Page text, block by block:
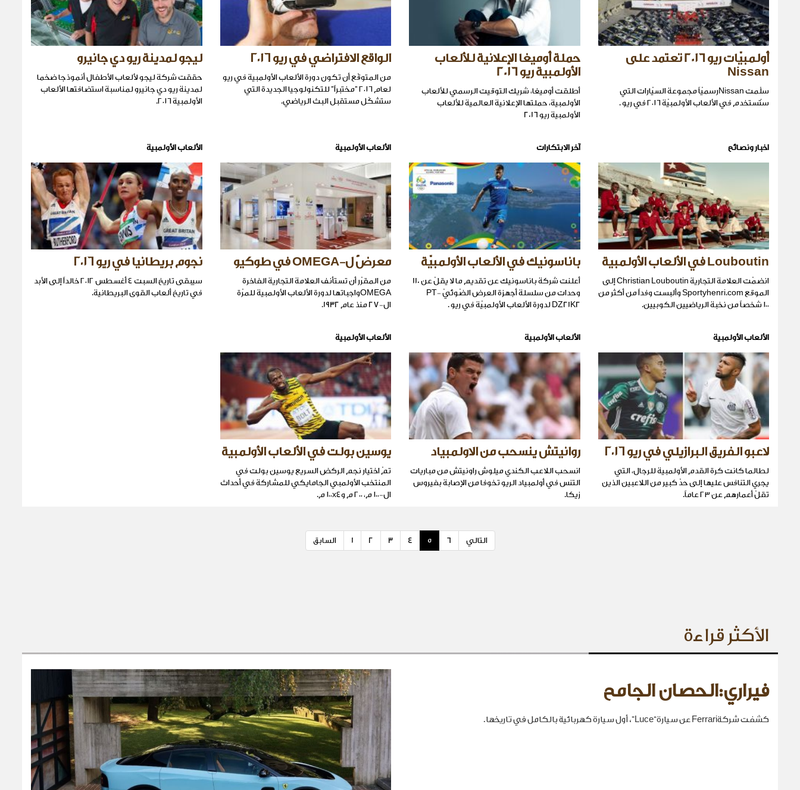
أولمبيّات ريو 2016 تعتمد على
Nissan
سلّمت Nissanرسميّاً مجموعة السيّارات التي
ستُستخدم في الألعاب الأولمبيّة ٢٠١٦ في ريو .
حملة أوميغا الإعلانية للألعاب
الأولمبية ريو 2016
أطلقت أوميغا، شريك التوقيت الرسمي للألعاب
الأولمبية، حملتها الإعلانية العالمية للألعاب
الأولمبية ريو 2016
الواقع الافتراضي في ريو ٢٠١٦
من المتوقّع أن تكون دورة الألعاب الأولمبية في ريو
لعام ٢٠١٦ "مختبراً" للتكنولوجيا الجديدة التي
ستشكّل مستقبل البث الرياضي.
ليجو لمدينة ريو دي جانيرو
حققت شركة ليجو لألعاب الأطفال أنموذجا ضخما
لمدينة ريو دي جانيرو لمناسبة استضافتها الألعاب
الأولمبية ٢٠١٦.
اخبار ونصائح
Louboutin في الألعاب الأولمبية
انضمّت العلامة التجارية Christian Louboutin إلى
الموقع Sportyhenri.com وألبست وفداً من أكثر من
١٠٠ شخصاً من نخبة الرياضيين الكوبيين.
آخر الابتكارات
باناسونيك في الألعاب الأولمبيّة
أعلنت شركة باناسونيك عن تقديم ما لا يقلّ عن 110
وحدات من سلسلة أجهزة العرض الضّوئيّ PT-
DZ21K2 لدورة الألعاب الأولمبيّة في ريو .
الألعاب الأولمبية
معرضٌ ل-OMEGA في طوكيو
من المقرّر أن تستأنف العلامة التجارية الفاخرة
OMEGAواجباتها لدورة الألعاب الأولمبية للمرّة
ال-27 منذ عام 1932.
الألعاب الأولمبية
نجوم بريطانيا في ريو ٢٠١٦
سيبقى تاريخ السبت ٤ أغسطس ٢٠١٢ خالداً إلى الأبد
في تاريخ ألعاب القوى البريطانية.
الألعاب الأولمبية
لاعبو الفريق البرازيلي في ريو ٢٠١٦
لطالما كانت كرة القدم الأولمبية للرجال، التي
يجري التنافس عليها إلى حدّ كبير من اللاعبين الذين
تقلّ أعمارهم عن ٢٣ عاماً.
الألعاب الأولمبية
روانيتش ينسحب من الاولمبياد
انسحب اللاعب الكندي ميلوش راونيتش من مباريات
التنس في أولمبياد الريو تخوفا من الإصابة بفيروس
زيكا.
الألعاب الأولمبية
يوسين بولت في الألعاب الأولمبية
تمّ اختيار نجم الركض السريع يوسين بولت في
المنتخب الأولمبي الجامايكي للمشاركة في أحداث
ال-١٠٠ م، ٢٠٠ م و١٠٠x٤ م.
السابق 1 2 3 4 5 6 التالي
الأكثر قراءة
فيراري:الحصان الجامح
كشفت شركةFerrari عن سيارة“Luce”، أول سيارة كهربائية بالكامل في تاريخها.